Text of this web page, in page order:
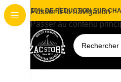
Passer à la navigation
Passer au contenu
10% DE REDUCTION SUR